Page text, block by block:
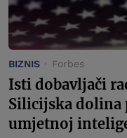
BIZNIS Forbes
Isti dobavljači
Silicijska dolina
umjetnoj